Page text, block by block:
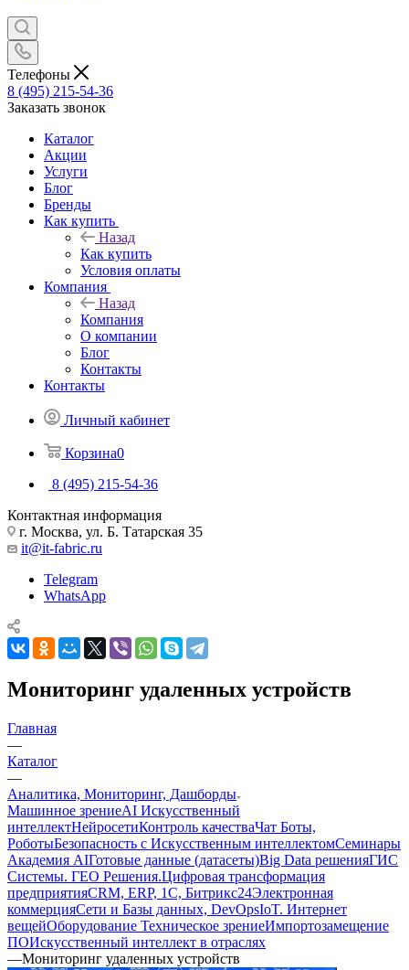
Телефоны
8 (495) 215-54-36
Заказать звонок
Каталог
Акции
Услуги
Блог
Бренды
Как купить
Назад
Как купить
Условия оплаты
Компания
Назад
Компания
О компании
Блог
Контакты
Контакты
Личный кабинет
Корзина0
8 (495) 215-54-36
Контактная информация
г. Москва, ул. Б. Татарская 35
it@it-fabric.ru
Telegram
WhatsApp
Мониторинг удаленных устройств
Главная
—
Каталог
—
Аналитика, Мониторинг, Дашборды
Машинное зрениеAI Искусственный
интеллектНейросетиКонтроль качестваЧат Боты,
РоботыБезопасность с Искусственным интеллектомСеминары
Академия AIГотовые данные (датасеты)Big Data решенияГИС
Системы. ГЕО Решения.Цифровая трансформация
предприятияCRM, ERP, 1C, Битрикс24Электронная
коммерцияСети и Базы данных, DevOpsIoT. Интернет
вещейОборудование Техническое зрениеИмпортозамещение
ПОИскусственный интеллект в отраслях
—Мониторинг удаленных устройств